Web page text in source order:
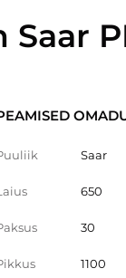
Saar
650
30
1100